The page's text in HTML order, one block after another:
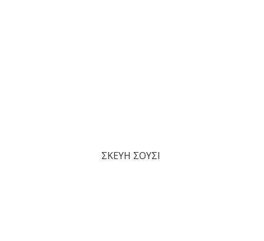
ΣΚΕΥΗ ΣΟΥΣΙ